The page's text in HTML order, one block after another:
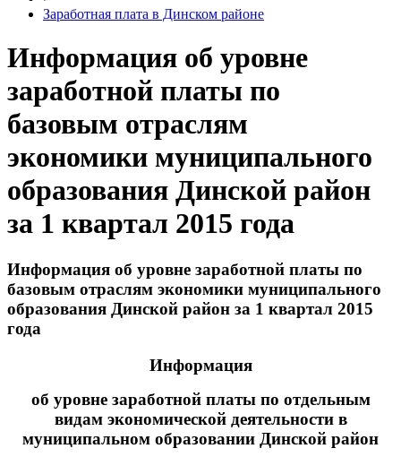
Заработная плата в Динском районе
Информация об уровне
заработной платы по
базовым отраслям
экономики муниципального
образования Динской район
за 1 квартал 2015 года
Информация об уровне заработной платы по
базовым отраслям экономики муниципального
образования Динской район за 1 квартал 2015
года
Информация
об уровне заработной платы по отдельным
видам экономической деятельности в
муниципальном образовании Динской район